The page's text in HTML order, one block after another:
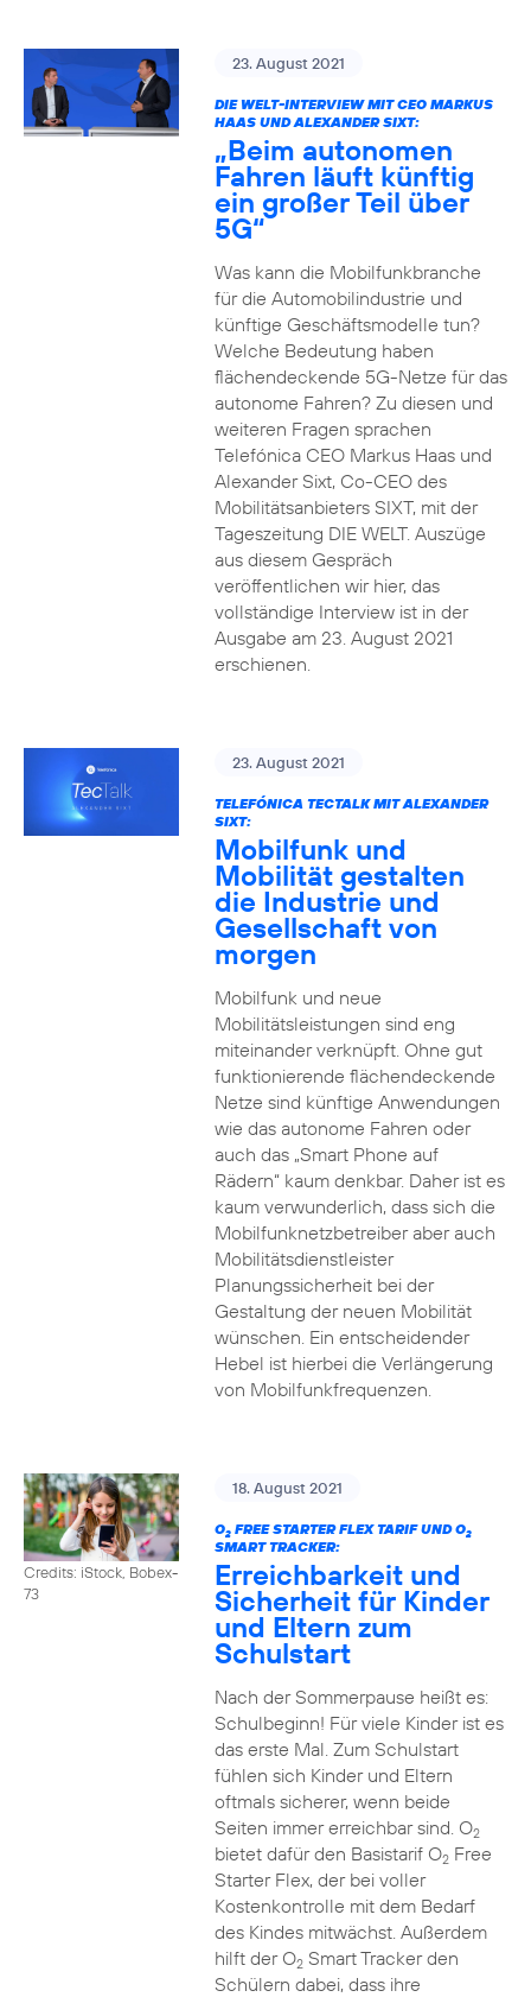
23. August 2021
DIE WELT-INTERVIEW MIT CEO MARKUS
HAAS UND ALEXANDER SIXT:
„Beim autonomen
Fahren läuft künftig
ein großer Teil über
5G“
Was kann die Mobilfunkbranche
für die Automobilindustrie und
künftige Geschäftsmodelle tun?
Welche Bedeutung haben
flächendeckende 5G-Netze für das
autonome Fahren? Zu diesen und
weiteren Fragen sprachen
Telefónica CEO Markus Haas und
Alexander Sixt, Co-CEO des
Mobilitätsanbieters SIXT, mit der
Tageszeitung DIE WELT. Auszüge
aus diesem Gespräch
veröffentlichen wir hier, das
vollständige Interview ist in der
Ausgabe am 23. August 2021
erschienen.
23. August 2021
TELEFÓNICA TECTALK MIT ALEXANDER
SIXT:
Mobilfunk und
Mobilität gestalten
die Industrie und
Gesellschaft von
morgen
Mobilfunk und neue
Mobilitätsleistungen sind eng
miteinander verknüpft. Ohne gut
funktionierende flächendeckende
Netze sind künftige Anwendungen
wie das autonome Fahren oder
auch das „Smart Phone auf
Rädern“ kaum denkbar. Daher ist es
kaum verwunderlich, dass sich die
Mobilfunknetzbetreiber aber auch
Mobilitätsdienstleister
Planungssicherheit bei der
Gestaltung der neuen Mobilität
wünschen. Ein entscheidender
Hebel ist hierbei die Verlängerung
von Mobilfunkfrequenzen.
Credits: iStock, Bobex-
73
18. August 2021
O2FREE STARTER FLEX TARIF UND O2
SMART TRACKER:
Erreichbarkeit und
Sicherheit für Kinder
und Eltern zum
Schulstart
Nach der Sommerpause heißt es:
Schulbeginn! Für viele Kinder ist es
das erste Mal. Zum Schulstart
fühlen sich Kinder und Eltern
oftmals sicherer, wenn beide
Seiten immer erreichbar sind. O2
bietet dafür den Basistarif O2Free
Starter Flex, der bei voller
Kostenkontrolle mit dem Bedarf
des Kindes mitwächst. Außerdem
hilft der O2Smart Tracker den
Schülern dabei, dass ihre